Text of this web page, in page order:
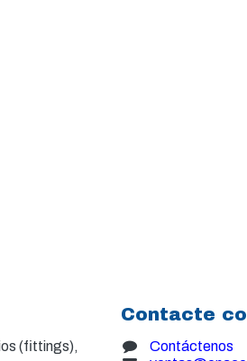
(fittings),
Contacte
Contáctenos